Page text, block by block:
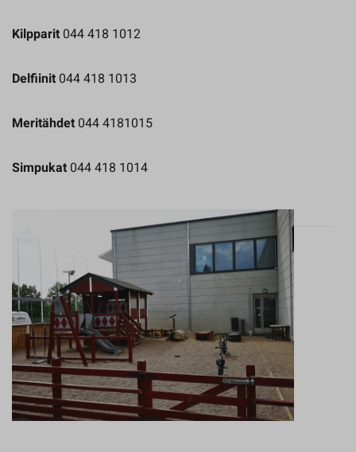
Kilpparit 044 418 1012
Delfiinit 044 418 1013
Meritähdet 044 4181015
Simpukat 044 418 1014